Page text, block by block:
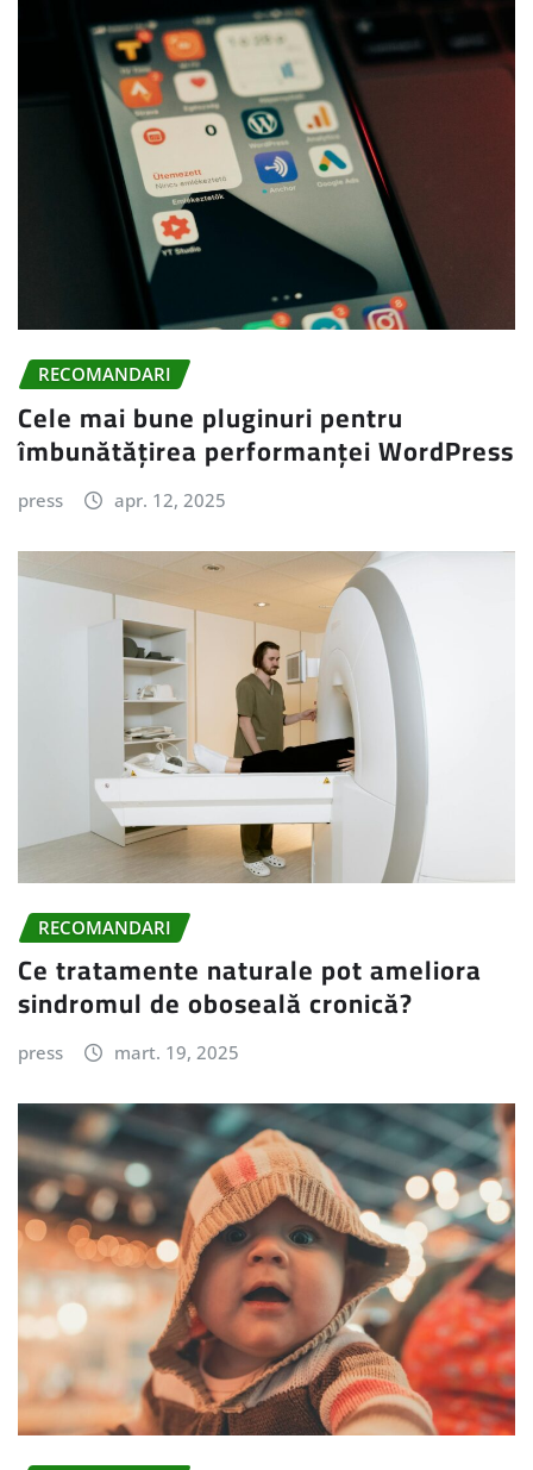
RECOMANDARI
Cele mai bune pluginuri pentru
îmbunătățirea performanței WordPress
press apr. 12, 2025
RECOMANDARI
Ce tratamente naturale pot ameliora
sindromul de oboseală cronică?
press mart. 19, 2025